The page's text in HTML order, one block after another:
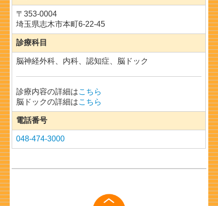
〒353-0004
埼玉県志木市本町6-22-45
診療科目
脳神経外科、内科、認知症、脳ドック
診療内容の詳細はこちら
脳ドックの詳細はこちら
電話番号
048-474-3000